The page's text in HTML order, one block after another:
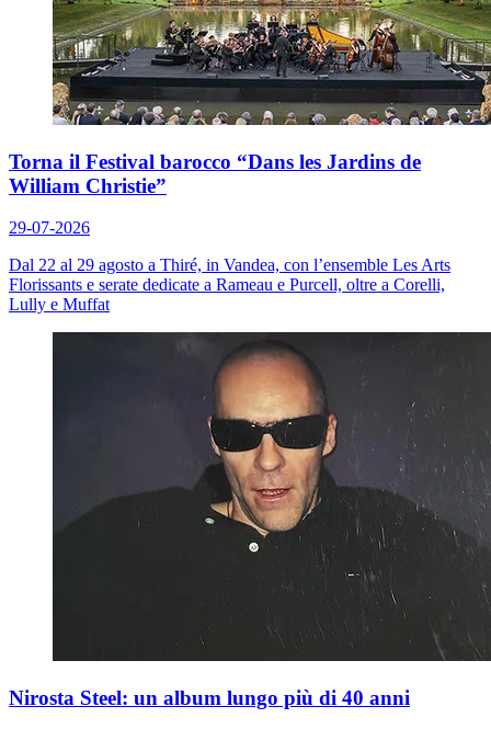
Torna il Festival barocco “Dans les Jardins de
William Christie”
29-07-2026
Dal 22 al 29 agosto a Thiré, in Vandea, con l’ensemble Les Arts
Florissants e serate dedicate a Rameau e Purcell, oltre a Corelli,
Lully e Muffat
Nirosta Steel: un album lungo più di 40 anni